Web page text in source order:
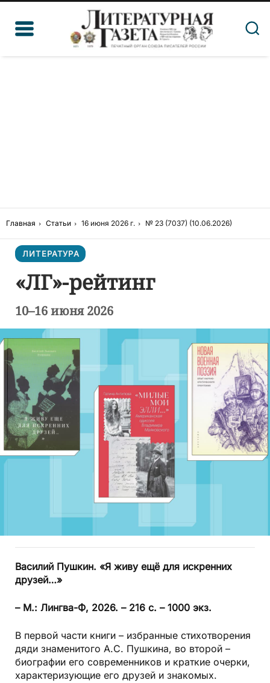
Главная Статьи 16 июня 2026 г. № 23 (7037) (10.06.2026)
ЛИТЕРАТУРА
«ЛГ»-рейтинг
10–16 июня 2026
Василий Пушкин. «Я живу ещё для искренних
друзей…»
– М.: Лингва-Ф, 2026. – 216 с. – 1000 экз.
В первой части книги – избранные стихотворения
дяди знаменитого А.С. Пушкина, во второй –
биографии его современников и краткие очерки,
характеризующие его друзей и знакомых.